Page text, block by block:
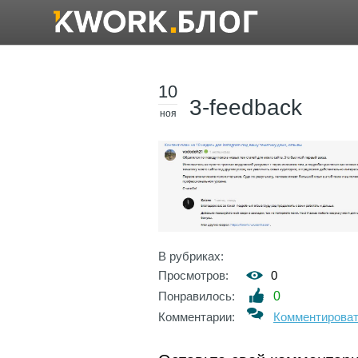
10
ноя 3-feedback
В рубриках:
Просмотров:
0
Понравилось:
0
Комментарии: